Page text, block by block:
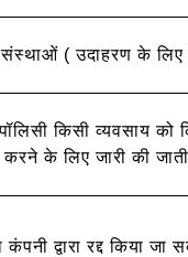
संस्थाओं ( उदाहरण के
किसी व्यवसाय को
के लिए जारी की
द्वारा रद्द किया जा